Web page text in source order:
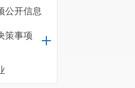
公开信息
策事项